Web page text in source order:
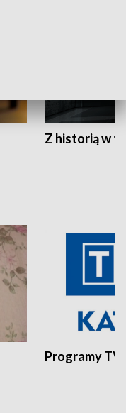
Z historią w
Programy